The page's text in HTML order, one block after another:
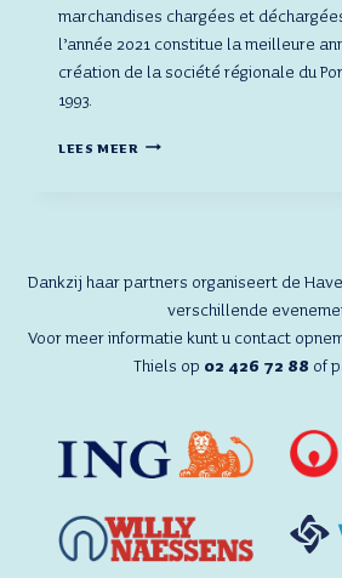
marchandises chargées et
l’année 2021 constitue la meilleure
création de la société régionale du
1993.
LEES MEERBARALO
Dankzij haar partners organiseert de
verschillende
Voor meer informatie kunt u contact
Thiels op 02 426 72 88 of